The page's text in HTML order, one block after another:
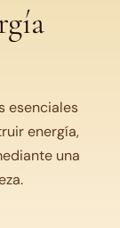
esenciales
energía,
una